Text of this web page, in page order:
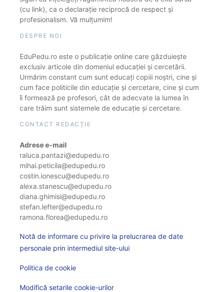
(cu link), ca o declarație reciprocă de respect și
profesionalism. Vă mulțumim!
DESPRE NOI
EduPedu.ro este o publicație online care găzduiește
exclusiv articole din domeniul educației și cercetării.
Urmărim constant cum sunt educați copiii noștri, cine și
cum face politicile din educație și cercetare, cine și cum
îi formează pe profesori, cât de adecvate la lumea în
care trăim sunt sistemele de educație și cercetare.
CONTACT REDACȚIE
Adrese e-mail
raluca.pantazi@edupedu.ro
mihai.peticila@edupedu.ro
costin.ionescu@edupedu.ro
alexa.stanescu@edupedu.ro
diana.ghimisi@edupedu.ro
stefan.lefter@edupedu.ro
ramona.florea@edupedu.ro
Notă de informare cu privire la prelucrarea de date
personale prin intermediul site-ului
Politica de cookie
Modifică setarile cookie-urilor